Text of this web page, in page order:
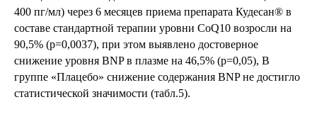
400 пг/мл) через 6 месяцев приема препарата Кудесан® в
составе стандартной терапии уровни CoQ10 возросли на
90,5% (p=0,0037), при этом выявлено достоверное
снижение уровня BNP в плазме на 46,5% (р=0,05), В
группе «Плацебо» снижение содержания BNP не достигло
статистической значимости (табл.5).